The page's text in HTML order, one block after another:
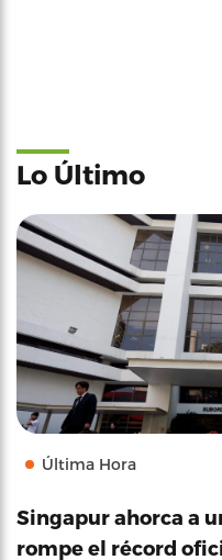
Lo Último
Última Hora
Singapur ahorca a
rompe el récord